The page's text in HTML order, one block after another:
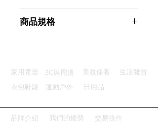
度量便捷：內建實用尺度方便測量
商品規格
主要材質：鋁合金中纖板
商品尺寸：31.5*22.5*1cm
產地名稱：中國大陸
代理商：亞桓有限公司
家用電器 3C與周邊 美妝保養
生活雜貨
衣包鞋錶
運動戶外 日用品
品牌介紹 我們的優勢 交易條件